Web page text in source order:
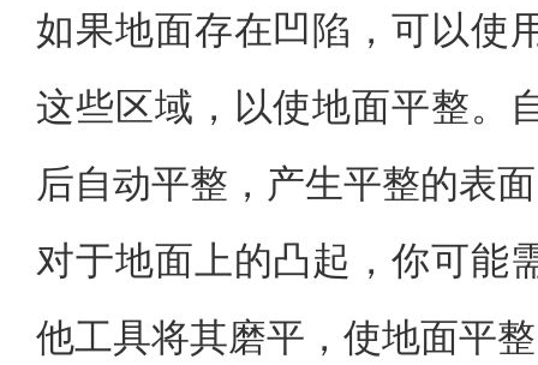
如果地面存在凹陷，可以使
这些区域，以使地面平整。
后自动平整，产生平整的表
对于地面上的凸起，你可能
他工具将其磨平，使地面平